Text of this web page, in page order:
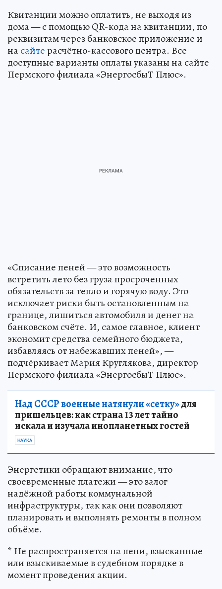
Квитанции можно оплатить, не выходя из
дома — с помощью QR-кода на квитанции, по
реквизитам через банковское приложение и
насайтерасчётно-кассового центра. Все
доступные варианты оплаты указаны на сайте
Пермского филиала «ЭнергосбыТ Плюс».
«Списание пеней — это возможность
встретить лето без груза просроченных
обязательств за тепло и горячую воду. Это
исключает риски быть остановленным на
границе, лишиться автомобиля и денег на
банковском счёте. И, самое главное, клиент
экономит средства семейного бюджета,
избавляясь от набежавших пеней», —
подчёркивает Мария Круглякова, директор
Пермского филиала «ЭнергосбыТ Плюс».
Над СССР военные натянули «сетку»для
пришельцев: как страна 13 лет тайно
искала и изучала инопланетных гостей
НАУКА
Энергетики обращают внимание, что
своевременные платежи — это залог
надёжной работы коммунальной
инфраструктуры, так как они позволяют
планировать и выполнять ремонты в полном
объёме.
* Не распространяется на пени, взысканные
или взыскиваемые в судебном порядке в
момент проведения акции.